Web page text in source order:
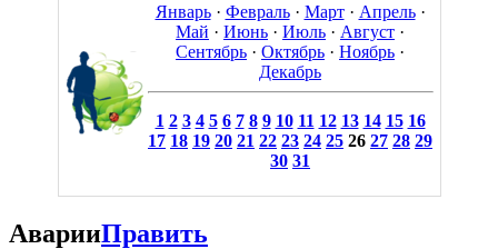
Январь· Февраль· Март· Апрель·
Май · Июнь · Июль · Август ·
Сентябрь · Октябрь · Ноябрь ·
Декабрь
1 2 3 4 5 6 7 8 9 10 11 12 13 14 15 16
17 18 19 20 21 22 23 24 25 26 27 28 29
30 31
АварииПравить